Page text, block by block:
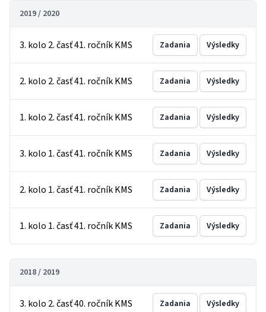
2019 / 2020
3. kolo 2. časť 41. ročník KMS Zadania Výsledky
2. kolo 2. časť 41. ročník KMS Zadania Výsledky
1. kolo 2. časť 41. ročník KMS Zadania Výsledky
3. kolo 1. časť 41. ročník KMS Zadania Výsledky
2. kolo 1. časť 41. ročník KMS Zadania Výsledky
1. kolo 1. časť 41. ročník KMS Zadania Výsledky
2018 / 2019
3. kolo 2. časť 40. ročník KMS Zadania Výsledky